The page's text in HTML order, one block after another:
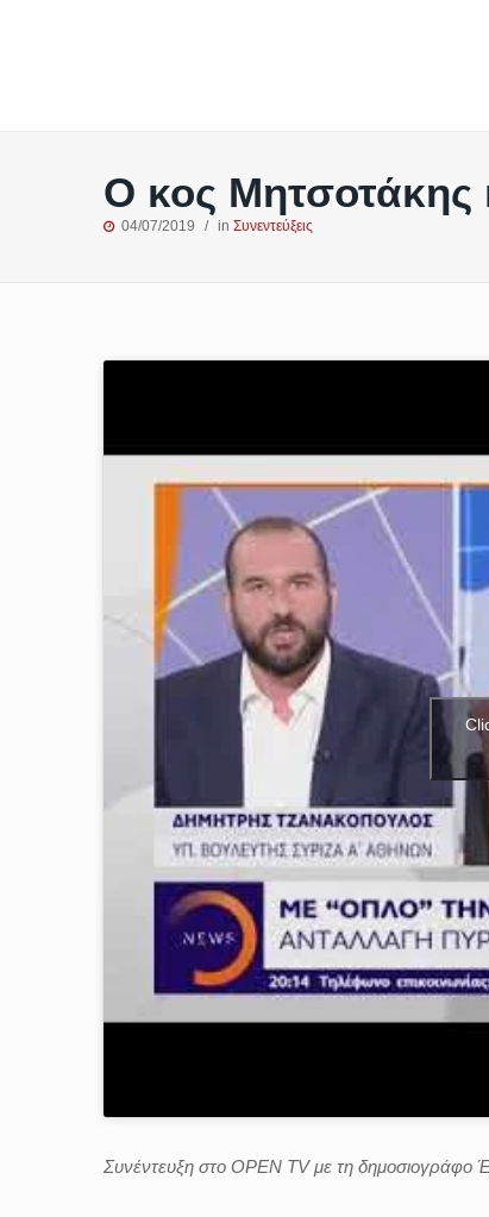
Ο κος Μητσοτάκης
04/07/2019 in Συνεντεύξεις
Συνέντευξη στο OPEN TV με τη